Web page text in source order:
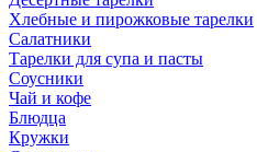
Хлебные и пирожковые тарелки
Салатники
Тарелки для супа и пасты
Соусники
Чай и кофе
Блюдца
Кружки